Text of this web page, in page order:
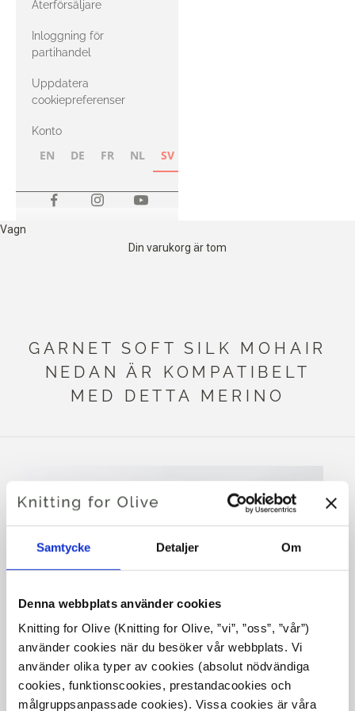
Samtycke Detaljer Om
Denna webbplats använder cookies
Knitting for Olive (Knitting for Olive, ”vi”, ”oss”, ”vår”)
använder cookies när du besöker vår webbplats. Vi
använder olika typer av cookies (absolut nödvändiga
cookies, funktionscookies, prestandacookies och
målgruppsanpassade cookies). Vissa cookies är våra
med Heavy
Merino
Återförsäljare
Inloggning för
partihandel
Uppdatera
cookiepreferenser
Konto
EN DE FR NL SV
Vagn
Din varukorg är tom
GARNET SOFT SILK MOHAIR
NEDAN ÄR KOMPATIBELT
MED DETTA MERINO
KNITTING FOR OLIVE
SOFT SILK MOHAIR -
CLARET
SALE PRICE
€10,10
KNITTING FOR OLIVE
SOFT SILK MOHAIR -
FOREST BERRY
SALE PRICE
€10,10